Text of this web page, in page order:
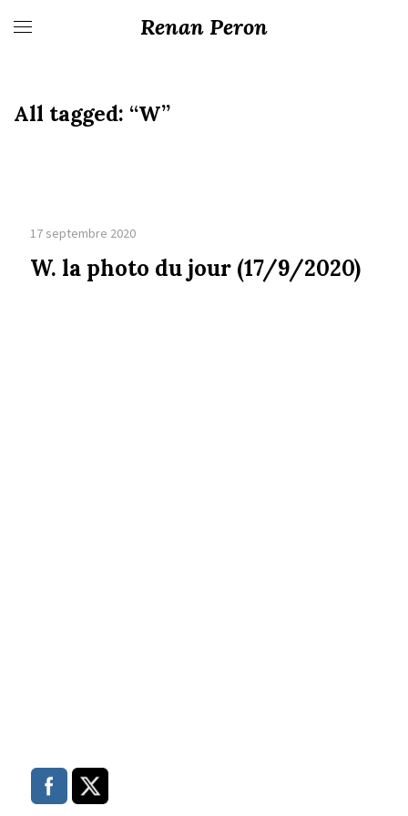
Renan Peron
All tagged: “W”
17 septembre 2020
W. la photo du jour (17/9/2020)